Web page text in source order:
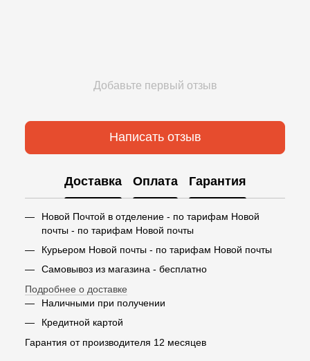
Добавьте первый отзыв
Написать отзыв
Доставка Оплата Гарантия
Новой Почтой в отделение - по тарифам Новой
почты - по тарифам Новой почты
Курьером Новой почты - по тарифам Новой почты
Самовывоз из магазина - бесплатно
Подробнее о доставке
Наличными при получении
Кредитной картой
Гарантия от производителя 12 месяцев